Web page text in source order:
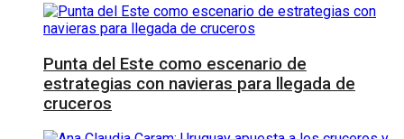
Punta del Este como escenario de
estrategias con navieras para llegada de
cruceros